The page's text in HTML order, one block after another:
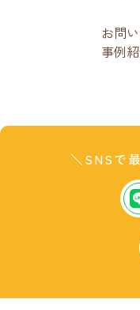
お問
事例
＼SNSで